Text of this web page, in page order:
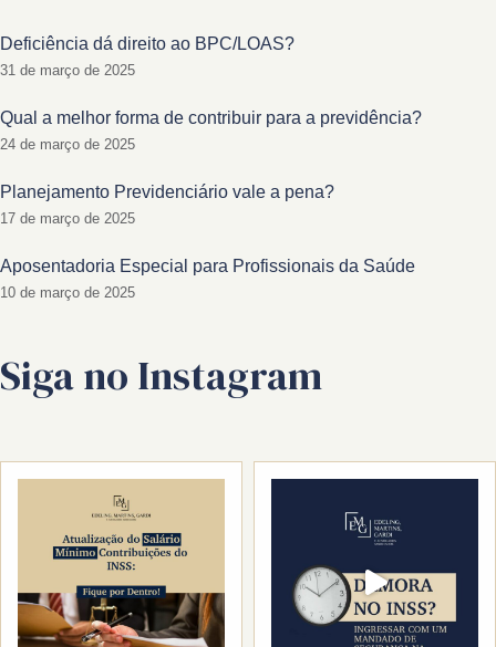
Deficiência dá direito ao BPC/LOAS?
31 de março de 2025
Qual a melhor forma de contribuir para a previdência?
24 de março de 2025
Planejamento Previdenciário vale a pena?
17 de março de 2025
Aposentadoria Especial para Profissionais da Saúde
10 de março de 2025
Siga no Instagram